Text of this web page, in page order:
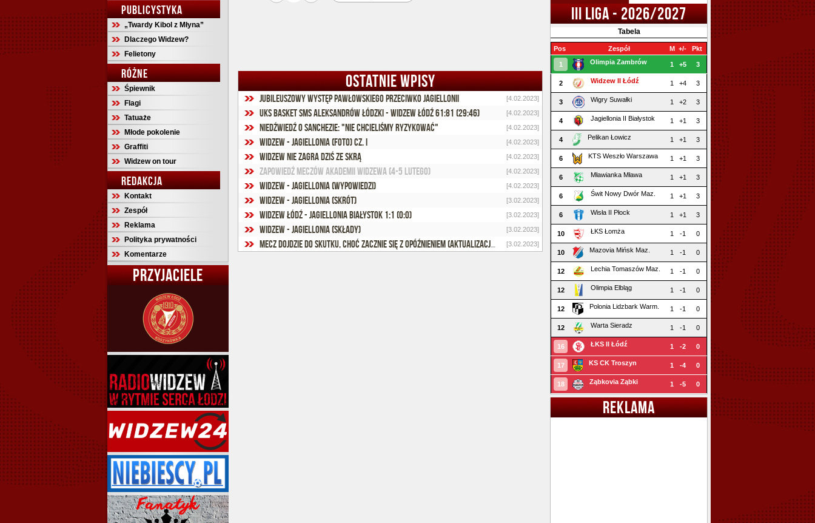
PUBLICYSTYKA
„Twardy Kibol z Młyna”
Dlaczego Widzew?
Felietony
RÓŻNE
Śpiewnik
Flagi
Tatuaże
Młode pokolenie
Graffiti
Widzew on tour
REDAKCJA
Kontakt
Zespół
Reklama
Polityka prywatności
Komentarze
PRZYJACIELE
OSTATNIE WPISY
Jubileuszowy występ Pawłowskiego przeciwko Jagiellonii [4.02.2023]
UKS Basket SMS Aleksandrów Łódzki - Widzew Łódź 61:81 (29:46) [4.02.2023]
Niedźwiedź o Sanchezie: "Nie chcieliśmy ryzykować" [4.02.2023]
Widzew - Jagiellonia (foto) cz. I [4.02.2023]
Widzew nie zagra dziś ze Skrą [4.02.2023]
Zapowiedź meczów Akademii Widzewa (4-5 lutego) [4.02.2023]
Widzew - Jagiellonia (wypowiedzi) [4.02.2023]
Widzew - Jagiellonia (skrót) [3.02.2023]
Widzew Łódź - Jagiellonia Białystok 1:1 (0:0) [3.02.2023]
Widzew - Jagiellonia (składy) [3.02.2023]
Mecz dojdzie do skutku, choć zacznie się z opóźnieniem (aktualizacja) [3.02.2023]
III LIGA - 2026/2027
Tabela
Pos Zespół M +/- Pkt
1 Olimpia Zambrów 1 +5 3
2 Widzew II Łódź 1 +4 3
3 Wigry Suwałki 1 +2 3
4 Jagiellonia II Białystok 1 +1 3
4 Pelikan Łowicz 1 +1 3
6 KTS Weszło Warszawa 1 +1 3
6 Mławianka Mława 1 +1 3
6 Świt Nowy Dwór Maz. 1 +1 3
6 Wisła II Płock 1 +1 3
10 ŁKS Łomża 1 -1 0
10 Mazovia Mińsk Maz. 1 -1 0
12 Lechia Tomaszów Maz. 1 -1 0
12 Olimpia Elbląg 1 -1 0
12 Polonia Lidzbark Warm. 1 -1 0
12 Warta Sieradz 1 -1 0
16 ŁKS II Łódź 1 -2 0
17 KS CK Troszyn 1 -4 0
18 Ząbkovia Ząbki 1 -5 0
REKLAMA